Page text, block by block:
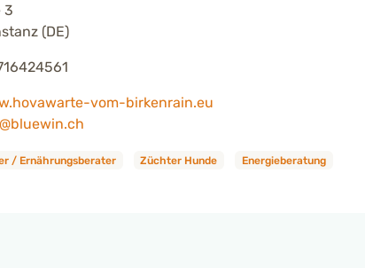
3
(DE)
vom-birkenrain.eu
/ Ernährungsberater Züchter Hunde Energieberatung